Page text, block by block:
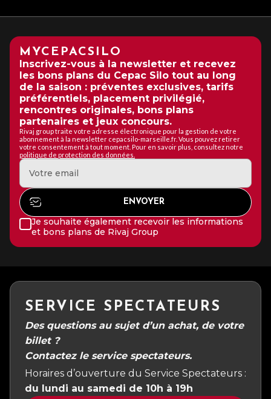
MYCEPACSILO
Inscrivez-vous à la newsletter et recevez
les bons plans du Cepac Silo tout au long
de la saison : préventes exclusives, tarifs
préférentiels, placement privilégié,
rencontres originales, bons plans
partenaires et jeux concours.
Rivaj group traite votre adresse électronique pour la gestion de votre
abonnement à la newsletter cepacsilo-marseille.fr. Vous pouvez retirer
votre consentement à tout moment. Pour en savoir plus, consultez notre
politique de protection des données.
Je souhaite également recevoir les informations
et bons plans de Rivaj Group
SERVICE SPECTATEURS
Des questions au sujet d’un achat, de votre
billet ?
Contactez le service spectateurs.
Horaires d’ouverture du Service Spectateurs :
du lundi au samedi de 10h à 19h